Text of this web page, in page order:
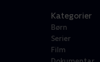
Kategorier
Børn
Serier
Film